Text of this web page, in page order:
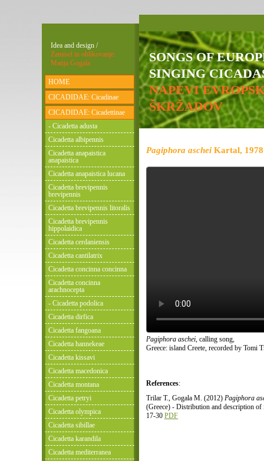
SONGS OF
SINGING
NAPEVI
ŠKRŽADOV
Pagiphora aschei Kartal, 1978
Pagiphora aschei, calling song,
Greece: island Creete, recorded by Tomi
References:
Trilar T., Gogala M. (2012) Pagiphora
(Greece) - Distribution and description
17-30 PDF
Idea and design /
Zamisel in oblikovanje:
Matija Gogala
HOME
CICADIDAE: Cicadinae
CICADIDAE: Cicadettinae
- Cicadetta adusta
Cicadetta albipennis
Cicadetta anapaistica
anapaistica
Cicadetta anapaistica lucana
Cicadetta brevipennis
brevipennis
Cicadetta brevipennis litoralis
Cicadetta brevipennis
hippolaidica
Cicadetta cerdaniensis
Cicadetta cantilatrix
Cicadetta concinna concinna
Cicadetta concinna
arachnocepta
- Cicadetta podolica
Cicadetta dirfica
Cicadetta fangoana
Cicadetta hannekeae
Cicadetta kissavi
Cicadetta macedonica
Cicadetta montana
Cicadetta petryi
Cicadetta olympica
Cicadetta sibillae
Cicadetta karandila
Cicadetta mediterranea